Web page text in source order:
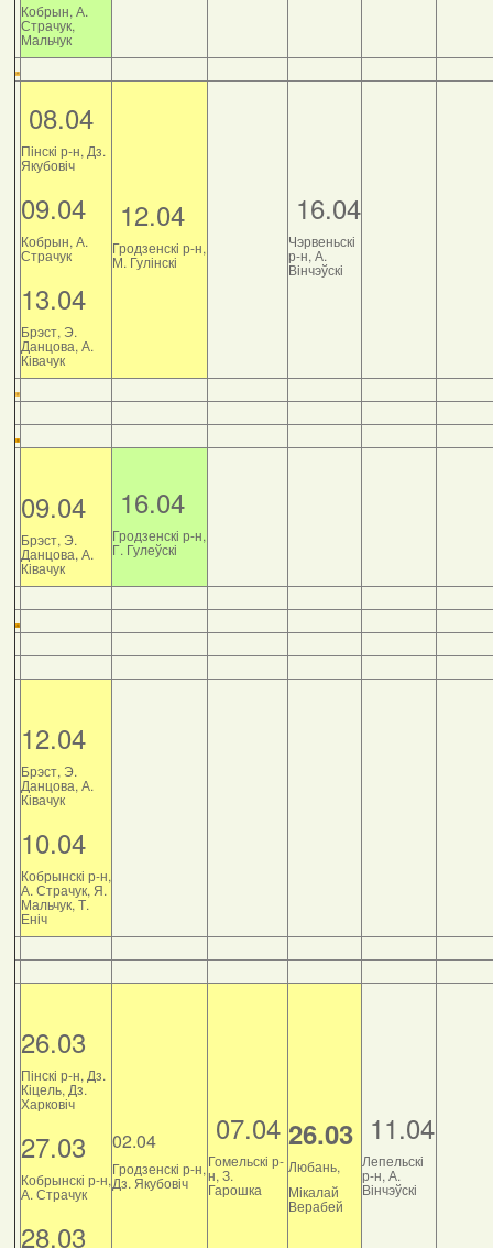
Кобрын, А.
Страчук,
Мальчук
08.04
Пінскі р-н, Дз.
Якубовіч
09.04
Кобрын, А.
Страчук
13.04
Брэст, Э.
Данцова, А.
Ківачук
12.04
Гродзенскі р-н,
М. Гулінскі
16.04
Чэрвеньскі
р-н, А.
Вінчэўскі
09.04
Брэст, Э.
Данцова, А.
Ківачук
16.04
Гродзенскі р-н,
Г. Гулеўскі
12.04
Брэст, Э.
Данцова, А.
Ківачук
10.04
Кобрынскі р-н,
А. Страчук, Я.
Мальчук, Т.
Еніч
26.03
Пінскі р-н, Дз.
Кіцель, Дз.
Харковіч
27.03
Кобрынскі р-н,
А. Страчук
28.03
02.04
Гродзенскі р-н,
Дз. Якубовіч
07.04
Гомельскі р-
н, З.
Гарошка
26.03
Любань,
Мікалай
Верабей
11.04
Лепельскі
р-н, А.
Вінчэўскі